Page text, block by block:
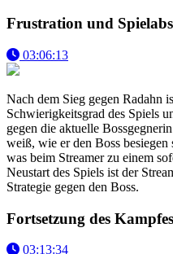
Frustration und
03:06:13
Nach dem Sieg gegen Radahn
Schwierigkeitsgrad des Spiels
gegen die aktuelle
weiß, wie er den Boss
was beim Streamer zu einem
Neustart des Spiels ist der
Strategie gegen den Boss.
Fortsetzung des
03:13:34